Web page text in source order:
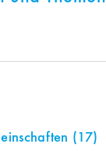
(17)